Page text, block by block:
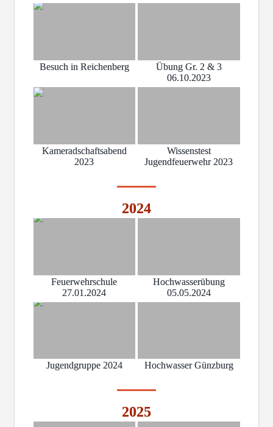
Besuch in Reichenberg
Übung Gr. 2 & 3
06.10.2023
Kameradschaftsabend
2023
Wissenstest
Jugendfeuerwehr 2023
2024
Feuerwehrschule
27.01.2024
Hochwasserübung
05.05.2024
Jugendgruppe 2024 Hochwasser Günzburg
2025